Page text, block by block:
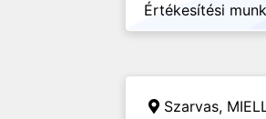
Értékesítési
Szarvas,